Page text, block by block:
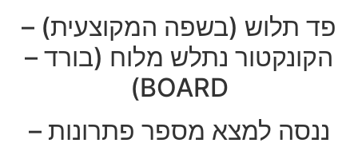
פד תלוש (בשפה המקוצעית) –
הקונקטור נתלש מלוח (בורד –
BOARD)
ננסה למצא מספר פתרונות –